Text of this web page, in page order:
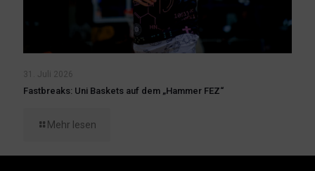
31. Juli 2026
Fastbreaks: Uni Baskets auf dem „Hammer FEZ“
Mehr lesen